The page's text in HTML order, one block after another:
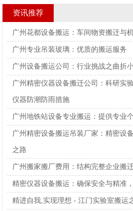
资讯推荐
广州花都设备搬运：车间物资搬迁与
广州专业吊装玻璃：优质的搬运服务
广州设备搬运公司：行业挑战之曲折
广州精密仪器设备搬迁公司：科研实
仪器防潮防雨措施
广州地铁站设备专业搬运：提供专业
广州精密设备搬运吊装厂家：精密设
之路
广州搬家搬厂费用：结构完整企业搬
精密仪器设备搬运：确保安全与精准
精进自我,实现理想 - 江门实验室搬运